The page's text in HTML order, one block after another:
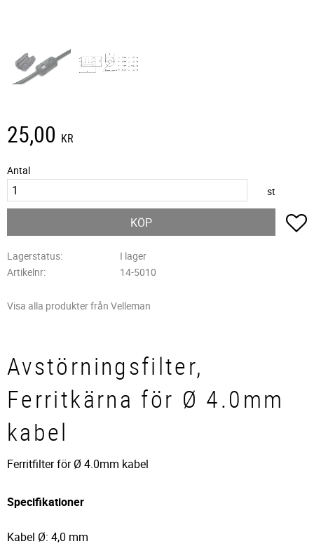
25,00 KR
Antal
st
KÖP
Lagerstatus
I lager
Artikelnr
14-5010
Visa alla produkter från Velleman
Avstörningsfilter,
Ferritkärna för Ø 4.0mm
kabel
Ferritfilter för Ø 4.0mm kabel
Specifikationer
Kabel Ø: 4,0 mm